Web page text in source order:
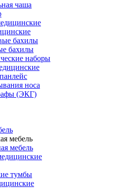
чаша
бахилы
бахилы
наборы
носа
(ЭКГ)
мебель
мебель
тумбы